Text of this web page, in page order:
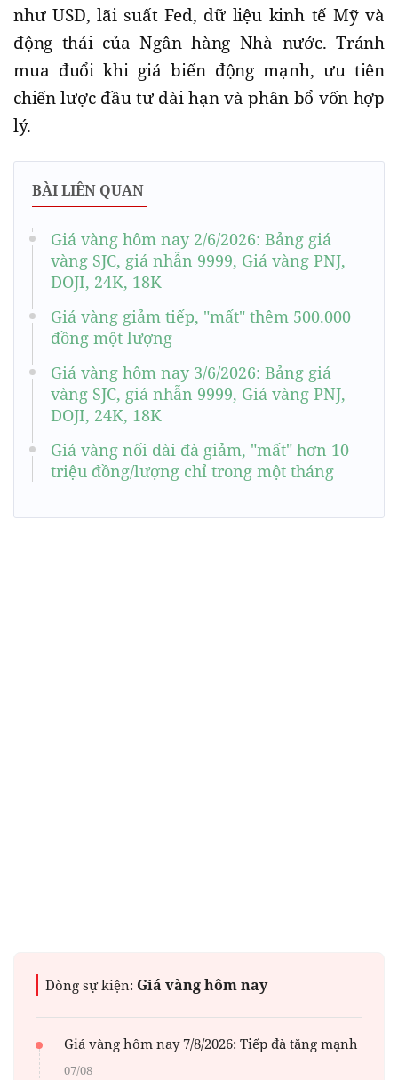
như USD, lãi suất Fed, dữ liệu kinh tế Mỹ và
động thái của Ngân hàng Nhà nước. Tránh
mua đuổi khi giá biến động mạnh, ưu tiên
chiến lược đầu tư dài hạn và phân bổ vốn hợp
lý.
BÀI LIÊN QUAN
Giá vàng hôm nay 2/6/2026: Bảng giá
vàng SJC, giá nhẫn 9999, Giá vàng PNJ,
DOJI, 24K, 18K
Giá vàng giảm tiếp, "mất" thêm 500.000
đồng một lượng
Giá vàng hôm nay 3/6/2026: Bảng giá
vàng SJC, giá nhẫn 9999, Giá vàng PNJ,
DOJI, 24K, 18K
Giá vàng nối dài đà giảm, "mất" hơn 10
triệu đồng/lượng chỉ trong một tháng
Dòng sự kiện: Giá vàng hôm nay
Giá vàng hôm nay 7/8/2026: Tiếp đà tăng mạnh
07/08